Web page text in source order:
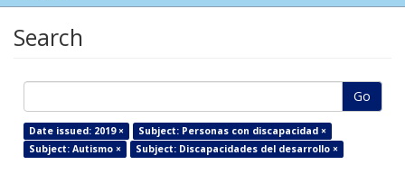
Search
Go
Date issued: 2019 ×
Subject: Personas con discapacidad ×
Subject: Autismo ×
Subject: Discapacidades del desarrollo ×